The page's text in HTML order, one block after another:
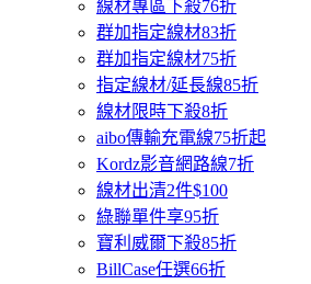
線材專區下殺76折
群加指定線材83折
群加指定線材75折
指定線材/延長線85折
線材限時下殺8折
aibo傳輸充電線75折起
Kordz影音網路線7折
線材出清2件$100
綠聯單件享95折
寶利威爾下殺85折
BillCase任選66折